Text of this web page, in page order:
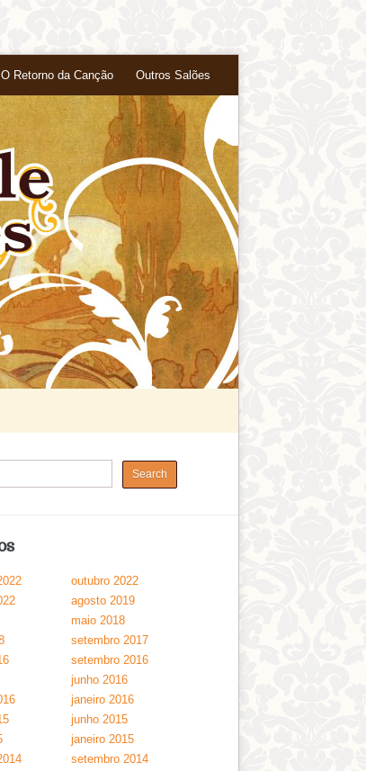
O Retorno da Canção Outros Salões
outubro 2022
agosto 2019
maio 2018
setembro 2017
setembro 2016
junho 2016
janeiro 2016
junho 2015
janeiro 2015
setembro 2014